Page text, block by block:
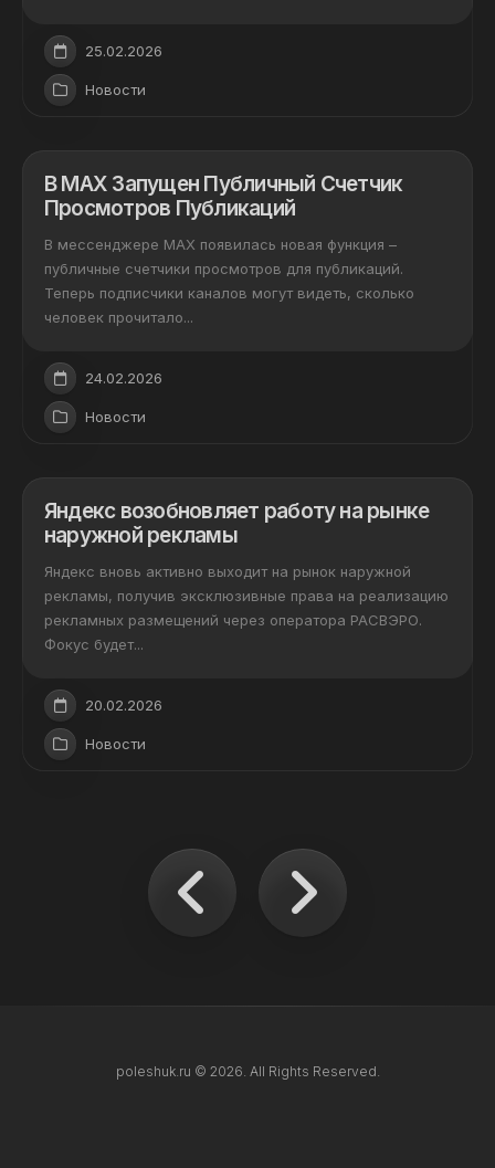
25.02.2026
Новости
В МАХ Запущен Публичный Счетчик
Просмотров Публикаций
В мессенджере МАХ появилась новая функция –
публичные счетчики просмотров для публикаций.
Теперь подписчики каналов могут видеть, сколько
человек прочитало...
24.02.2026
Новости
Яндекс возобновляет работу на рынке
наружной рекламы
Яндекс вновь активно выходит на рынок наружной
рекламы, получив эксклюзивные права на реализацию
рекламных размещений через оператора РАСВЭРО.
Фокус будет...
20.02.2026
Новости
poleshuk.ru © 2026. All Rights Reserved.